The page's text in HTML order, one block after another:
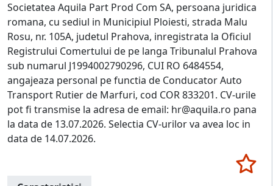
Societatea Aquila Part Prod Com SA, persoana juridica
romana, cu sediul in Municipiul Ploiesti, strada Malu
Rosu, nr. 105A, judetul Prahova, inregistrata la Oficiul
Registrului Comertului de pe langa Tribunalul Prahova
sub numarul J1994002790296, CUI RO 6484554,
angajeaza personal pe functia de Conducator Auto
Transport Rutier de Marfuri, cod COR 833201. CV-urile
pot fi transmise la adresa de email: hr@aquila.ro pana
la data de 13.07.2026. Selectia CV-urilor va avea loc in
data de 14.07.2026.